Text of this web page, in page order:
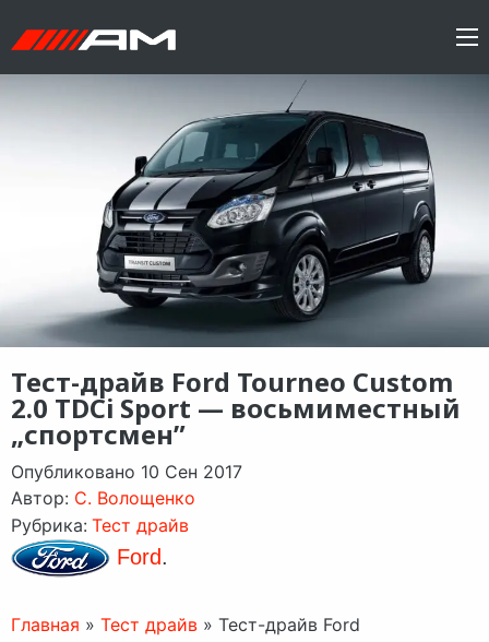
Тест-драйв Ford Tourneo Custom
2.0 TDCi Sport — восьмиместный
„спортсмен”
Опубликовано 10 Сен 2017
Автор: C. Волощенко
Рубрика: Тест драйв
Ford.
Главная » Тест драйв » Тест-драйв Ford